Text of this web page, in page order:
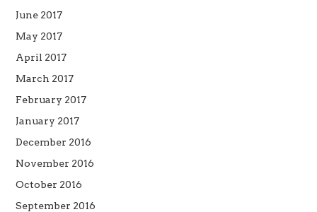
June 2017
May 2017
April 2017
March 2017
February 2017
January 2017
December 2016
November 2016
October 2016
September 2016